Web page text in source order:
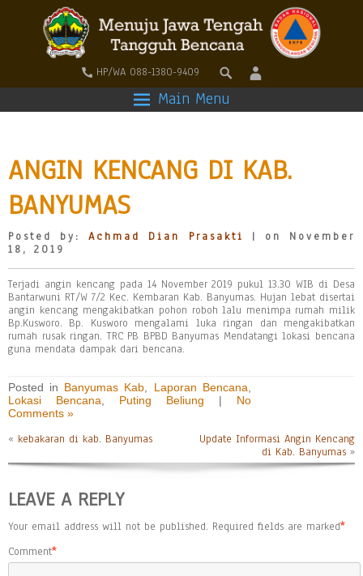
HP/WA 088-1380-9409
Main Menu
ANGIN KENCANG DI KAB.
BANYUMAS
Posted by:Achmad Dian Prasakti
| on November
18, 2019
Terjadi angin kencang pada 14 November 2019 pukul 13.30 WIB di Desa
Bantarwuni RT/W 7/2 Kec. Kembaran Kab. Banyumas. Hujan lebat disertai
angin kencang mengakibatkan pohon roboh lalu menimpa rumah milik
Bp.Kusworo. Bp. Kusworo mengalami luka ringan dan mengakibatkan
rumah rusak ringan. TRC PB BPBD Banyumas Mendatangi lokasi bencana
guna mendata dampak dari bencana.
Posted in Banyumas Kab Laporan Bencana
Lokasi Bencana
Puting Beliung | No
Comments »
« kebakaran di kab. Banyumas
Update Informasi Angin Kencang
di Kab. Banyumas »
LEAVE A REPLY
Your email address will not be published. Required fields are marked*
Comment*